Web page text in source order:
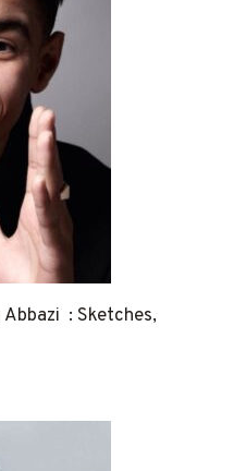
: Sketches,